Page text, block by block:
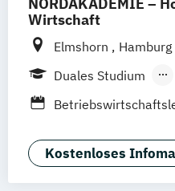
Social Media
NORDAKADEMIE –
Wirtschaft
Elmshorn
Hamburg
Duales Studium
Berufsbegleitendes
General
Kostenloses